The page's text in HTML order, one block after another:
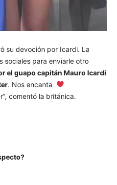
su devoción por Icardi. La
sociales para enviarle otro
el guapo capitán Mauro Icardi
. Nos encanta
comentó la británica.